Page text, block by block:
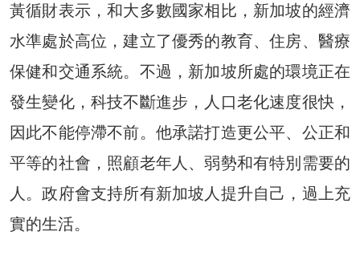
黃循財表示，和大多數國家相比，新加坡的經濟
水準處於高位，建立了優秀的教育、住房、醫療
保健和交通系統。不過，新加坡所處的環境正在
發生變化，科技不斷進步，人口老化速度很快，
因此不能停滯不前。他承諾打造更公平、公正和
平等的社會，照顧老年人、弱勢和有特別需要的
人。政府會支持所有新加坡人提升自己，過上充
實的生活。